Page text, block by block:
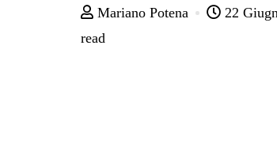
Mariano Potena 22
read